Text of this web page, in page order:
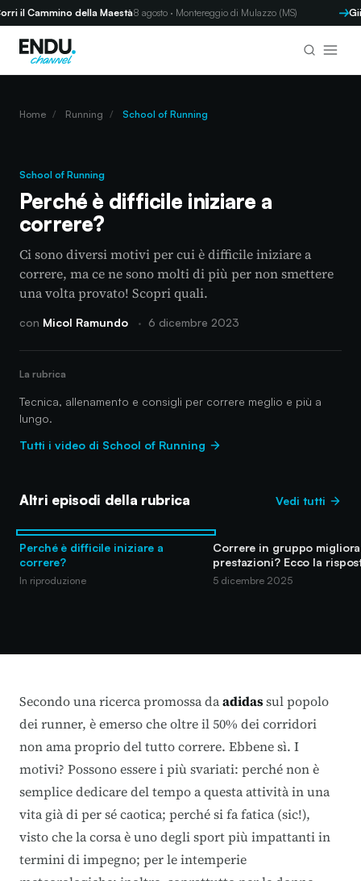
della Maestà8 agosto · Montereggio di Mulazzo (MS) GiiR
Home / Running / School of Running
School of Running
Perché è difficile iniziare a
correre?
Ci sono diversi motivi per cui è difficile iniziare a
correre, ma ce ne sono molti di più per non smettere
una volta provato! Scopri quali.
con Micol Ramundo · 6 dicembre 2023
La rubrica
Tecnica, allenamento e consigli per correre meglio e più a
lungo.
Tutti i video di School of Running
Altri episodi della rubrica Vedi tutti
Perché è difficile iniziare a
correre?
In riproduzione
Correre in gruppo
prestazioni? Ecco la
5 dicembre 2025
Secondo una ricerca promossa daadidassul popolo
dei runner, è emerso che oltre il 50% dei corridori
non ama proprio del tutto correre. Ebbene sì. I
motivi? Possono essere i più svariati: perché non è
semplice dedicare del tempo a questa attività in una
vita già di per sé caotica; perché si fa fatica (sic!),
visto che la corsa è uno degli sport più impattanti in
termini di impegno; per le intemperie